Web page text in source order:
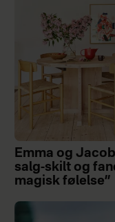
Emma og
salg-skilt og
magisk følelse”